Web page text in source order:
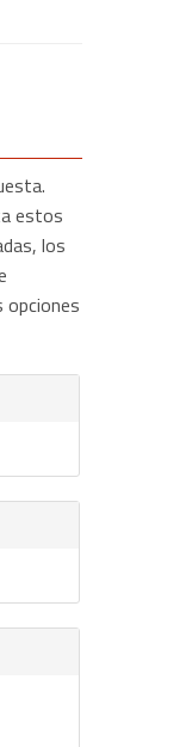
estos
los
opciones